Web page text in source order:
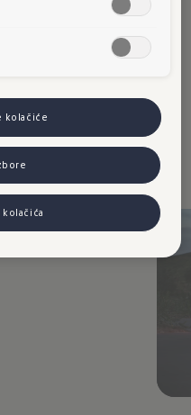
kolačiće